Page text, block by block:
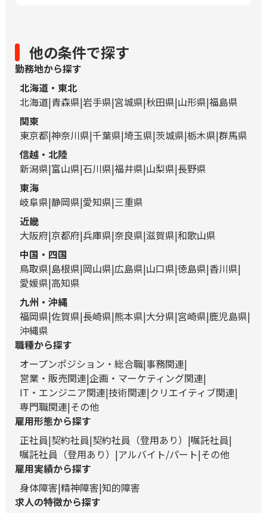
他の条件で探す
勤務地から探す
北海道・東北
北海道 青森県 岩手県 宮城県 秋田県 山形県 福島県
関東
東京都 神奈川県 千葉県 埼玉県 茨城県 栃木県 群馬県
信越・北陸
新潟県 富山県 石川県 福井県 山梨県 長野県
東海
岐阜県 静岡県 愛知県 三重県
近畿
大阪府 京都府 兵庫県 奈良県 滋賀県 和歌山県
中国・四国
鳥取県 島根県 岡山県 広島県 山口県 徳島県 香川県
愛媛県 高知県
九州・沖縄
福岡県 佐賀県 長崎県 熊本県 大分県 宮崎県 鹿児島県
沖縄県
職種から探す
オープンポジション・総合職 事務関連
営業・販売関連 企画・マーケティング関連
IT・エンジニア関連 技術関連 クリエイティブ関連
専門職関連 その他
雇用形態から探す
正社員 契約社員 契約社員（登用あり）
嘱託社員
嘱託社員（登用あり）
アルバイト/パート その他
雇用実績から探す
身体障害 精神障害 知的障害
求人の特徴から探す